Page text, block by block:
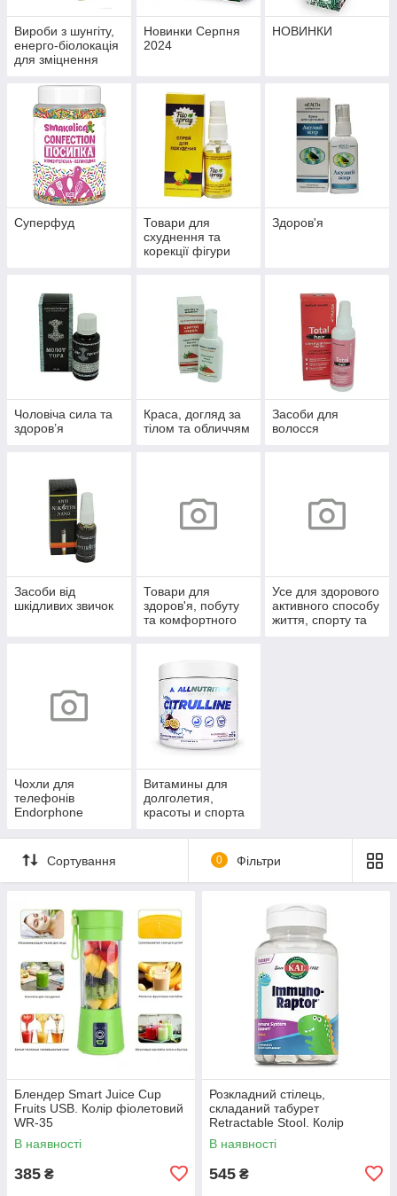
Вироби з шунгіту,
енерго-біолокація
для зміцнення
профілактики
хвороб
Новинки Серпня
2024
НОВИНКИ
Суперфуд
Товари для
схуднення та
корекції фігури
Здоров'я
Чоловіча сила та
здоров’я
Краса, догляд за
тілом та обличчям
Засоби для
волосся
Засоби від
шкідливих звичок
Товари для
здоров'я, побуту
та комфортного
Усе для здорового
активного способу
життя, спорту та
Чохли для
телефонів
Endorphone
Витамины для
долголетия,
красоты и спорта
Сортування 0 Фільтри
Блендер Smart Juice Cup
Fruits USB. Колір фіолетовий
WR-35
В наявності
385 ₴
Розкладний стілець,
складаний табурет
Retractable Stool. Колір
помаранчевий YX-46
В наявності
545 ₴